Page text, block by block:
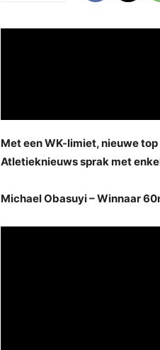
Met een WK-limiet, nieuwe
Atletieknieuws sprak met
Michael Obasuyi – Winnaar